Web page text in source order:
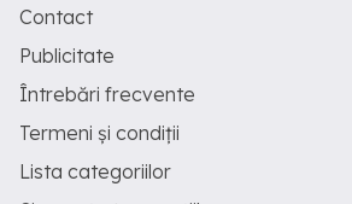
Contact
Publicitate
Întrebări frecvente
Termeni și condiții
Lista categoriilor